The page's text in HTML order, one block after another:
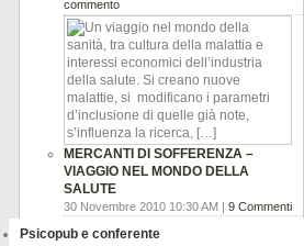
commento
MERCANTI DI SOFFERENZA –
VIAGGIO NEL MONDO DELLA
SALUTE
30 Novembre 2010 10:30 AM | 9 Commenti
Psicopub e conferente